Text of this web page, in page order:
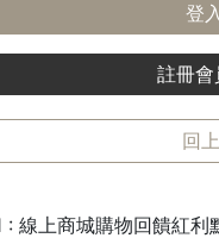
登
註冊
回
: 線上商城購物回饋紅利